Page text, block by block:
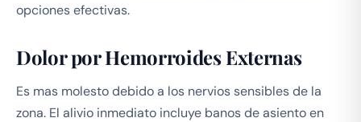
opciones efectivas.
Dolor por Hemorroides Externas
Es mas molesto debido a los nervios sensibles de la
zona. El alivio inmediato incluye banos de asiento en